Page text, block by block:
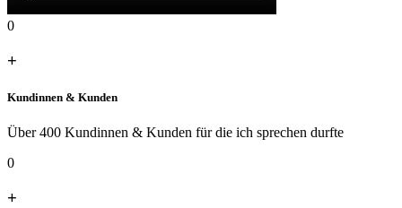
0
+
Kundinnen & Kunden
Über 400 Kundinnen & Kunden für die ich sprechen durfte
0
+